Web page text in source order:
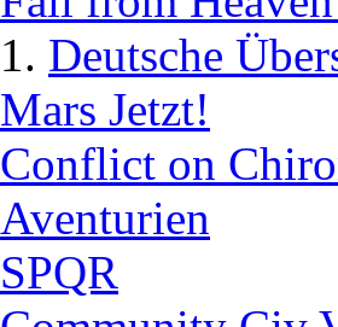
Deutsche
Mars Jetzt!
Conflict on
Aventurien
SPQR